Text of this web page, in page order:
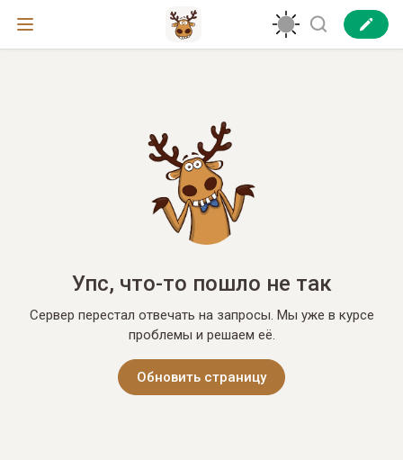
Упс, что-то пошло не так
Сервер перестал отвечать на запросы. Мы уже в курсе
проблемы и решаем её.
Обновить страницу